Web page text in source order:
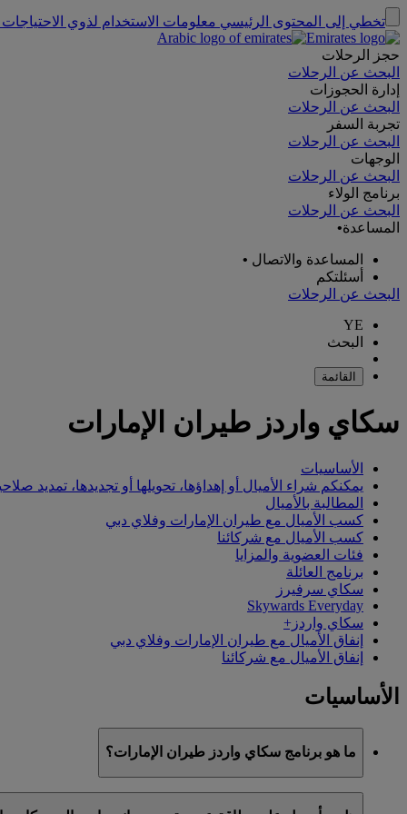
تخطي إلى المحتوى الرئيسي معلومات الاستخدام لذوي
حجز الرحلات
البحث عن الرحلات
إدارة الحجوزات
البحث عن الرحلات
تجربة السفر
البحث عن الرحلات
الوجهات
البحث عن الرحلات
برنامج الولاء
البحث عن الرحلات
المساعدة•
المساعدة والاتصال •
أسئلتكم
البحث عن الرحلات
YE
البحث
القائمة
سكاي واردز طيران الإمارات
الأساسيات
يمكنكم شراء الأميال أو إهداؤها، تحويلها أو تجديدها، تمديد
المطالبة بالأميال
كسب الأميال مع طيران الإمارات وفلاي دبي
كسب الأميال مع شركائنا
فئات العضوية والمزايا
برنامج العائلة
سكاي سرفيرز
Skywards Everyday
سكاي واردز+
إنفاق الأميال مع طيران الإمارات وفلاي دبي
إنفاق الأميال مع شركائنا
الأساسيات
ما هو برنامج سكاي واردز طيران الإمارات؟
سكاي واردز طيران الإمارات هو برنامج الولاء التابع لطيران الإمارات وفلاي